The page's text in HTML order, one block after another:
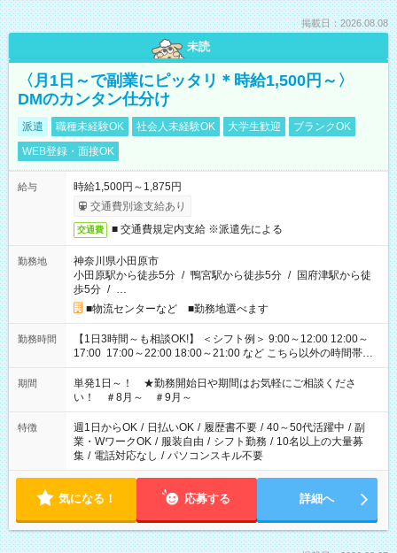
掲載日：2026.08.08
未読
〈月1日～で副業にピッタリ＊時給1,500円～〉
DMのカンタン仕分け
派遣 職種未経験OK 社会人未経験OK 大学生歓迎
ブランクOK
WEB登録・面接OK
給与
時給1,500円～1,875円
交通費別途支給あり
交通費 ■ 交通費規定内支給 ※派遣先による
勤務地
神奈川県小田原市
小田原駅から徒歩5分 / 鴨宮駅から徒歩5分 / 国府津駅から徒
歩5分 / …
■物流センターなど ■勤務地選べます
勤務時間
【1日3時間～も相談OK!】 ＜シフト例＞ 9:00～12:00 12:00～
17:00 17:00～22:00 18:00～21:00 など こちら以外の時間帯も
お気軽にご相談ください！
期間
単発1日～！ ★勤務開始日や期間はお気軽にご相談くださ
い！ ＃8月～ ＃9月～
特徴 週1日からOK / 日払いOK / 履歴書不要 / 40～50代活躍中 / 副
業・WワークOK / 服装自由 / シフト勤務 / 10名以上の大量募
集 / 電話対応なし / パソコンスキル不要
気になる！ 応募する 詳細へ